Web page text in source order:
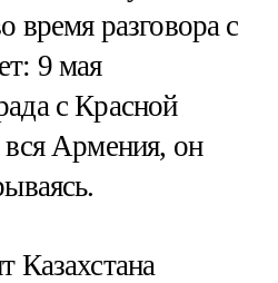
время разговора с
9 мая
с Красной
Армения, он
Казахстана